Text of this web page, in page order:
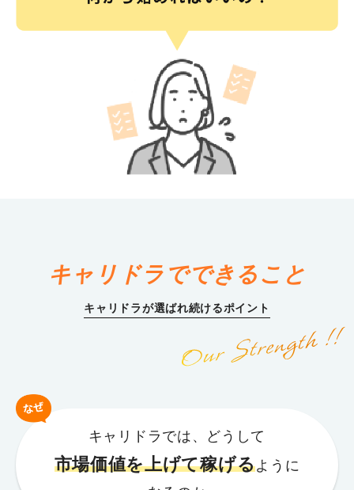
キャリドラでできること
キャリドラが選ばれ続けるポイント
キャリドラでは、どうして
市場価値を上げて稼げるように